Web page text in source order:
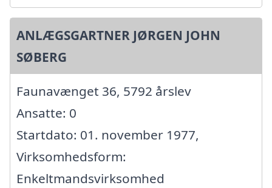
ANLÆGSGARTNER JØRGEN JOHN
SØBERG
Faunavænget 36, 5792 årslev
Ansatte: 0
Startdato: 01. november 1977,
Virksomhedsform:
Enkeltmandsvirksomhed